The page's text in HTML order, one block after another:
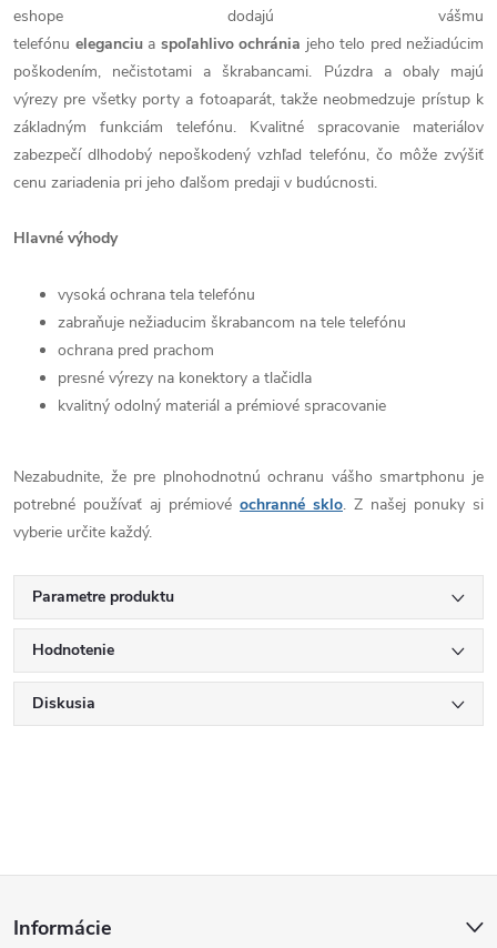
eshope dodajú vášmu
telefónu eleganciu a spoľahlivo ochránia jeho telo pred nežiadúcim
poškodením, nečistotami a škrabancami. Púzdra a obaly majú
výrezy pre všetky porty a fotoaparát, takže neobmedzuje prístup k
základným funkciám telefónu. Kvalitné spracovanie materiálov
zabezpečí dlhodobý nepoškodený vzhľad telefónu, čo môže zvýšiť
cenu zariadenia pri jeho ďalšom predaji v budúcnosti.
Hlavné výhody
vysoká ochrana tela telefónu
zabraňuje nežiaducim škrabancom na tele telefónu
ochrana pred prachom
presné výrezy na konektory a tlačidla
kvalitný odolný materiál a prémiové spracovanie
Nezabudnite, že pre plnohodnotnú ochranu vášho smartphonu je
potrebné používať aj prémiové ochranné sklo. Z našej ponuky si
vyberie určite každý.
Parametre produktu
Hodnotenie
Diskusia
Informácie